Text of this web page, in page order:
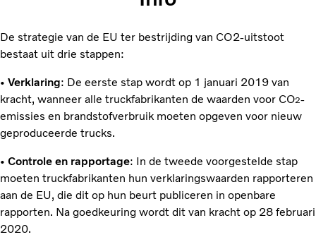
De strategie van de EU ter bestrijding van CO2-uitstoot
bestaat uit drie stappen:
• Verklaring: De eerste stap wordt op 1 januari 2019 van
kracht, wanneer alle truckfabrikanten de waarden voor CO2-
emissies en brandstofverbruik moeten opgeven voor nieuw
geproduceerde trucks.
• Controle en rapportage: In de tweede voorgestelde stap
moeten truckfabrikanten hun verklaringswaarden rapporteren
aan de EU, die dit op hun beurt publiceren in openbare
rapporten. Na goedkeuring wordt dit van kracht op 28 februari
2020.